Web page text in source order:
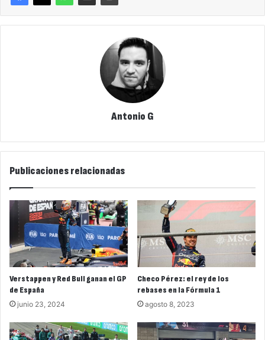
Antonio G
Publicaciones relacionadas
Verstappen y Red Bull ganan el GP
de España
junio 23, 2024
Checo Pérez: el rey de los
rebases en la Fórmula 1
agosto 8, 2023